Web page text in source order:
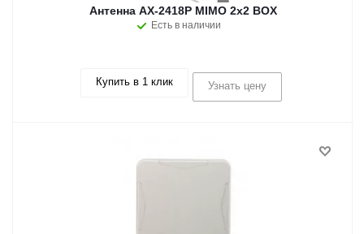
Антенна AX-2418P MIMO 2x2 BOX
Есть в наличии
Купить в 1 клик Узнать цену